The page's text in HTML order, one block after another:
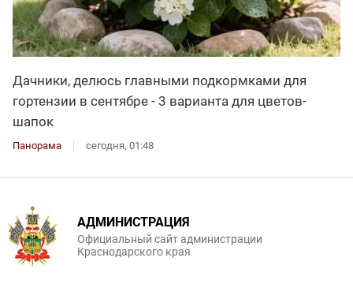
Дачники, делюсь главными подкормками для
гортензии в сентябре - 3 варианта для цветов-
шапок
Панорама сегодня, 01:48
АДМИНИСТРАЦИЯ
Официальный сайт администрации
Краснодарского края